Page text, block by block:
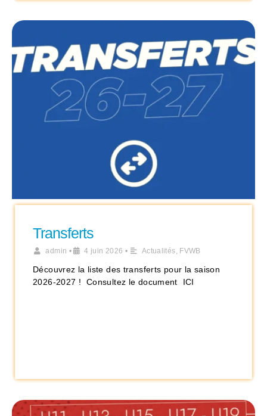
Transferts
admin • 4 juin 2026 • Actualités, FVWB
Découvrez la liste des transferts pour la saison
2026-2027 ! Consultez le document ICI